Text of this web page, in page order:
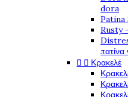
dora
Patina
Rusty -
  Κρακελέ